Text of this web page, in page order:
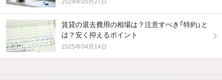
2024年05月27日
賃貸の退去費用の相場は？注意すべき「特約」と
は？安く抑えるポイント
2025年04月14日
他の人はこんな条件で絞り込んでいます！